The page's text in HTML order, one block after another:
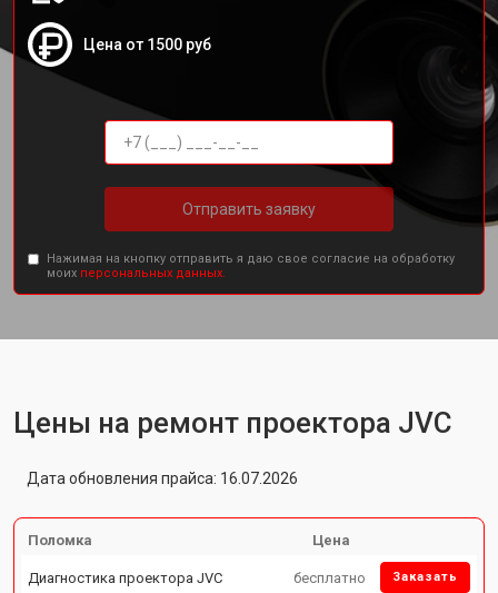
Цена от 1500 руб
Отправить заявку
Нажимая на кнопку отправить я даю свое согласие на обработку
моих персональных данных.
Цены на ремонт проектора JVC
Дата обновления прайса: 16.07.2026
Поломка Цена
Диагностика проектора JVC бесплатно Заказать